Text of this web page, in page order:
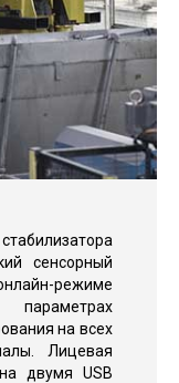
сенсорный
режиме
на всех
Лицевая
двумя USB